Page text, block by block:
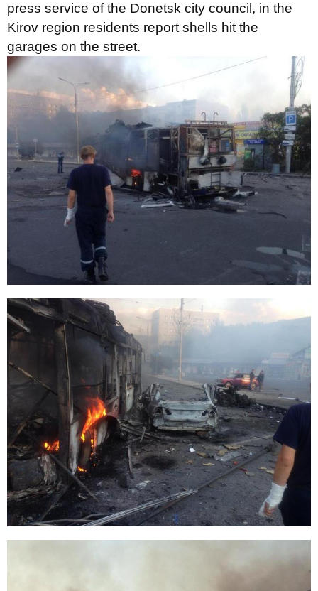
press service of the Donetsk city council, in the
Kirov region residents report shells hit the
garages on the street.